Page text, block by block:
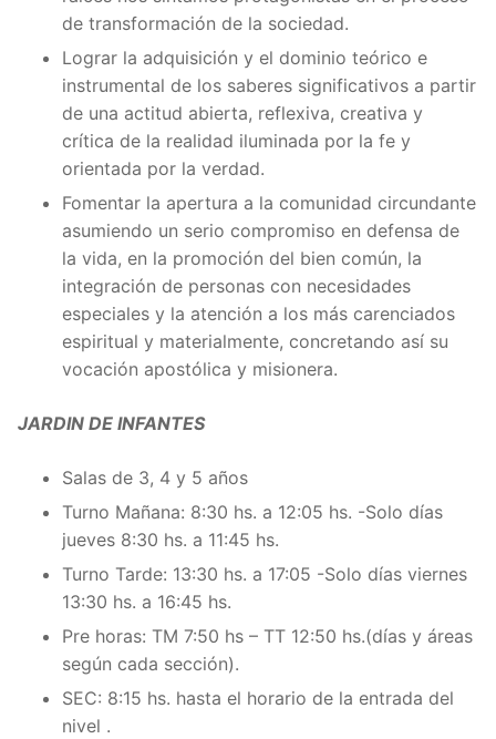
de transformación de la sociedad.
Lograr la adquisición y el dominio teórico e
instrumental de los saberes significativos a partir
de una actitud abierta, reflexiva, creativa y
crítica de la realidad iluminada por la fe y
orientada por la verdad.
Fomentar la apertura a la comunidad circundante
asumiendo un serio compromiso en defensa de
la vida, en la promoción del bien común, la
integración de personas con necesidades
especiales y la atención a los más carenciados
espiritual y materialmente, concretando así su
vocación apostólica y misionera.
JARDIN DE INFANTES
Salas de 3, 4 y 5 años
Turno Mañana: 8:30 hs. a 12:05 hs. -Solo días
jueves 8:30 hs. a 11:45 hs.
Turno Tarde: 13:30 hs. a 17:05 -Solo días viernes
13:30 hs. a 16:45 hs.
Pre horas: TM 7:50 hs – TT 12:50 hs.(días y áreas
según cada sección).
SEC: 8:15 hs. hasta el horario de la entrada del
nivel .